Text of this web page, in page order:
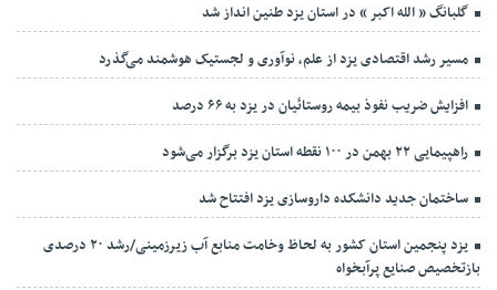
گلبانگ « الله اکبر » در استان یزد طنین انداز شد
مسیر رشد اقتصادی یزد از علم، نوآوری و لجستیک هوشمند می‌گذرد
افزایش ضریب نفوذ بیمه روستائیان در یزد به ۶۶ درصد
راهپیمایی ۲۲ بهمن در ۱۰۰ نقطه استان یزد برگزار می‌شود
ساختمان جدید دانشکده داروسازی یزد افتتاح شد
یزد پنجمین استان کشور به لحاظ وخامت منابع آب زیرزمینی/رشد ۲۰ درصدی
بازتخصیص صنایع پرآبخواه